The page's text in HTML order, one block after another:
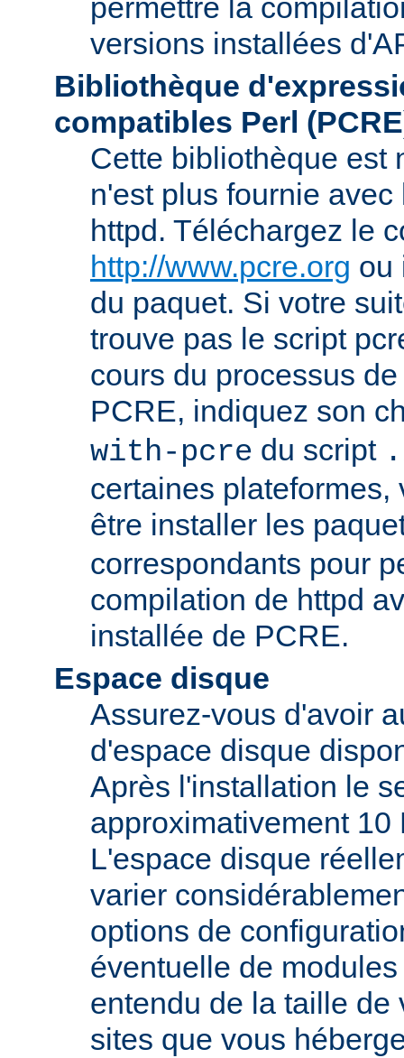
permettre la
versions installées
Bibliothèque
compatibles Perl
Cette bibliothèque est
n'est plus fournie
httpd. Téléchargez le
http://www.pcre.org ou
du paquet. Si votre
trouve pas le script
cours du processus
PCRE, indiquez son
with-pcre du script
certaines plateformes,
être installer les
correspondants pour
compilation de httpd
installée de PCRE.
Espace disque
Assurez-vous d'avoir
d'espace disque
Après l'installation le
approximativement
L'espace disque
varier
options de
éventuelle de
entendu de la taille de
sites que vous